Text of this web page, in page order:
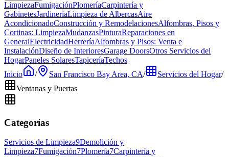
LimpiezaFumigaciónPlomeríaCarpintería y
GabinetesJardineríaLimpieza de AlbercasAire
AcondicionadoConstrucción y RemodelacionesAlfombras, Pisos y
Cortinas: LimpiezaMudanzasPinturaReparaciones en
GeneralElectricidadHerreríaAlfombras y Pisos: Venta e
InstalaciónDiseño de InterioresGarage DoorsOtros Servicios del
HogarPaneles SolaresTapiceríaTechos
Inicio
/ San Francisco Bay Area, CA/ Servicios del Hogar/
Ventanas y Puertas
Categorías
Servicios de Limpieza9Demolición y
Limpieza7Fumigación7Plomería7Carpintería y